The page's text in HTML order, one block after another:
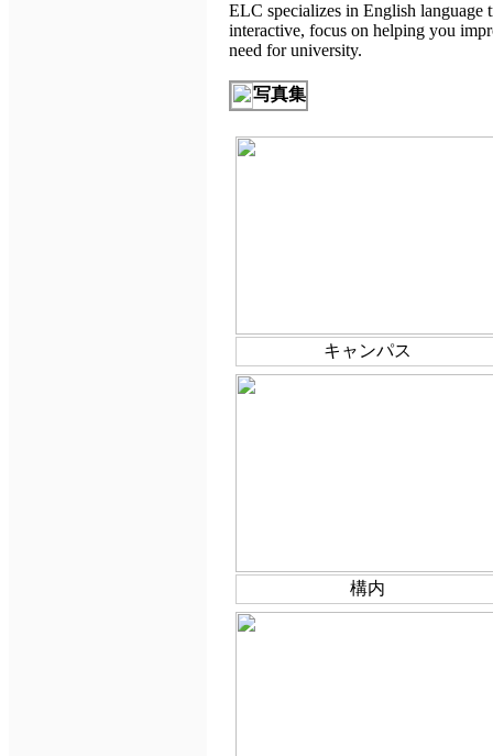
ELC specializes in English language
interactive, focus on helping you
need for university.
写真集
キャンパス
構内